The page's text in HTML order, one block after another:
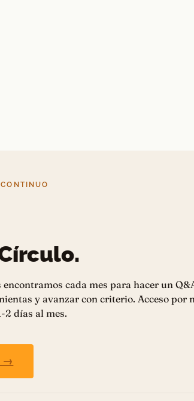
cada mes para hacer un
y avanzar con criterio. Acceso por
2 días al mes.
→